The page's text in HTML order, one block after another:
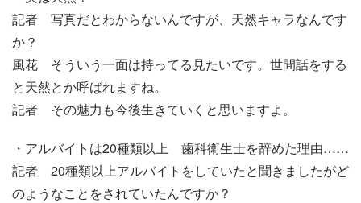
記者 写真だとわからないんですが、天然キャラなんです
か？
風花 そういう一面は持ってる見たいです。世間話をする
と天然とか呼ばれますね。
記者 その魅力も今後生きていくと思いますよ。
・アルバイトは20種類以上 歯科衛生士を辞めた理由……
記者 20種類以上アルバイトをしていたと聞きましたがど
のようなことをされていたんですか？